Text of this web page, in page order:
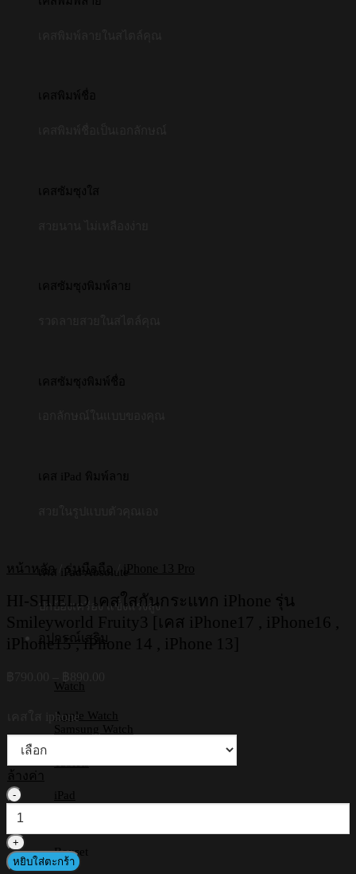
เคสพิมพ์ชื่อ
เคสซัมซุงใส
เคสซัมซุงพิมพ์ลาย
เคสซัมซุงพิมพ์ชื่อ
เคส iPad พิมพ์ลาย
เคส iPad Absolute
ปกป้องเครื่อง แข็งแรงสูง
อุปกรณ์เสริม
Watch
Apple Watch
Samsung Watch
Tablets
iPad
Boxset
หน้าหลัก / รุ่นมือถือ / iPhone 13 Pro
HI-SHIELD เคสใสกันกระแทก iPhone รุ่น
Smileyworld Fruity3 [เคส iPhone17 , iPhone16 ,
iPhone15 , iPhone 14 , iPhone 13]
through
฿890.00
เคสใส iphone
ล้างค่า
จำนวน
SHIELD
เคส
ใส
หยิบใส่ตะกร้า